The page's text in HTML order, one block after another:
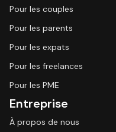
Pour les couples
Pour les parents
Pour les expats
Pour les freelances
Pour les PME
Entreprise
À propos de nous